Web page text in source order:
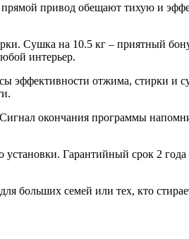
привод обещают тихую и
Сушка на 10.5 кг – приятный
интерьер.
эффективности отжима, стирки и
окончания программы
Гарантийный срок 2 года
больших семей или тех, кто